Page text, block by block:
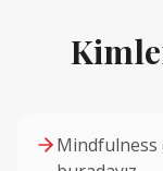
Mindfulness